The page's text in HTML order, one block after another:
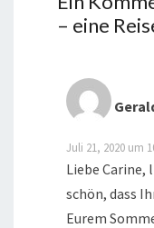
– eine
Juli 21, 2020 um
Liebe Carine,
schön, dass
Eurem